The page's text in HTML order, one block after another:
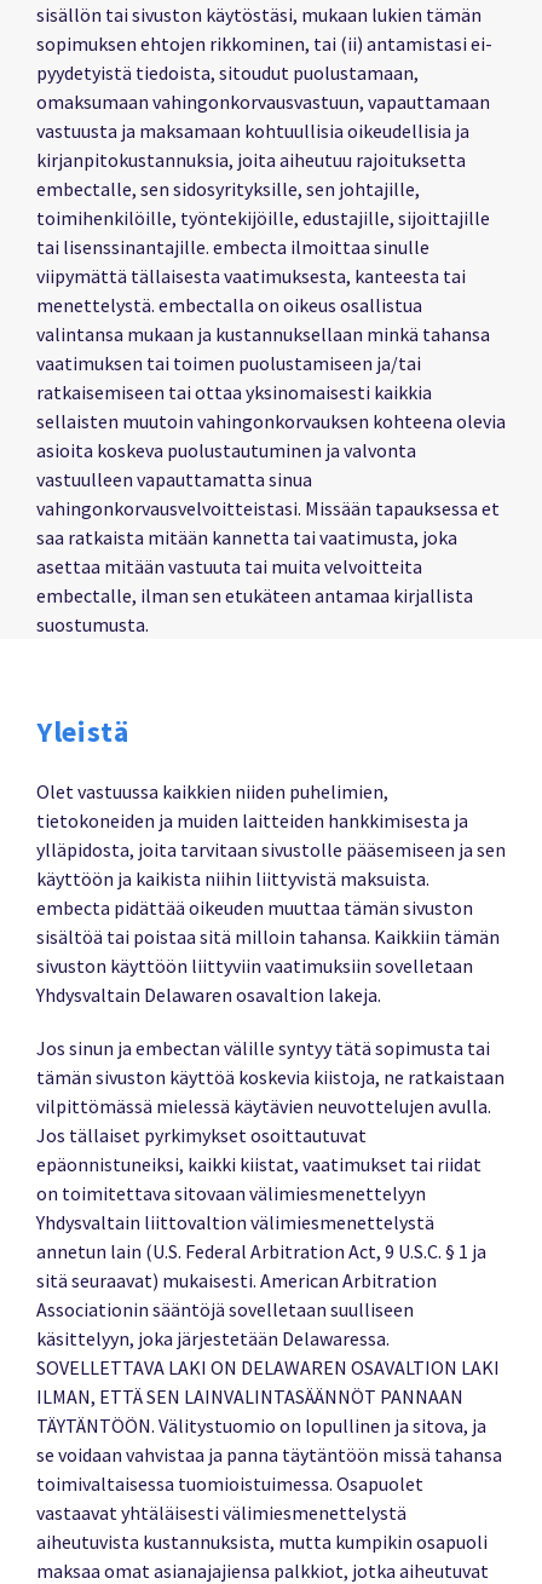
sisällön tai sivuston käytöstäsi, mukaan lukien tämän
sopimuksen ehtojen rikkominen, tai (ii) antamistasi ei-
pyydetyistä tiedoista, sitoudut puolustamaan,
omaksumaan vahingonkorvausvastuun, vapauttamaan
vastuusta ja maksamaan kohtuullisia oikeudellisia ja
kirjanpitokustannuksia, joita aiheutuu rajoituksetta
embectalle, sen sidosyrityksille, sen johtajille,
toimihenkilöille, työntekijöille, edustajille, sijoittajille
tai lisenssinantajille. embecta ilmoittaa sinulle
viipymättä tällaisesta vaatimuksesta, kanteesta tai
menettelystä. embectalla on oikeus osallistua
valintansa mukaan ja kustannuksellaan minkä tahansa
vaatimuksen tai toimen puolustamiseen ja/tai
ratkaisemiseen tai ottaa yksinomaisesti kaikkia
sellaisten muutoin vahingonkorvauksen kohteena olevia
asioita koskeva puolustautuminen ja valvonta
vastuulleen vapauttamatta sinua
vahingonkorvausvelvoitteistasi. Missään tapauksessa et
saa ratkaista mitään kannetta tai vaatimusta, joka
asettaa mitään vastuuta tai muita velvoitteita
embectalle, ilman sen etukäteen antamaa kirjallista
suostumusta.
Yleistä
Olet vastuussa kaikkien niiden puhelimien,
tietokoneiden ja muiden laitteiden hankkimisesta ja
ylläpidosta, joita tarvitaan sivustolle pääsemiseen ja sen
käyttöön ja kaikista niihin liittyvistä maksuista.
embecta pidättää oikeuden muuttaa tämän sivuston
sisältöä tai poistaa sitä milloin tahansa. Kaikkiin tämän
sivuston käyttöön liittyviin vaatimuksiin sovelletaan
Yhdysvaltain Delawaren osavaltion lakeja.
Jos sinun ja embectan välille syntyy tätä sopimusta tai
tämän sivuston käyttöä koskevia kiistoja, ne ratkaistaan
vilpittömässä mielessä käytävien neuvottelujen avulla.
Jos tällaiset pyrkimykset osoittautuvat
epäonnistuneiksi, kaikki kiistat, vaatimukset tai riidat
on toimitettava sitovaan välimiesmenettelyyn
Yhdysvaltain liittovaltion välimiesmenettelystä
annetun lain (U.S. Federal Arbitration Act, 9 U.S.C. § 1 ja
sitä seuraavat) mukaisesti. American Arbitration
Associationin sääntöjä sovelletaan suulliseen
käsittelyyn, joka järjestetään Delawaressa.
SOVELLETTAVA LAKI ON DELAWAREN OSAVALTION LAKI
ILMAN, ETTÄ SEN LAINVALINTASÄÄNNÖT PANNAAN
TÄYTÄNTÖÖN. Välitystuomio on lopullinen ja sitova, ja
se voidaan vahvistaa ja panna täytäntöön missä tahansa
toimivaltaisessa tuomioistuimessa. Osapuolet
vastaavat yhtäläisesti välimiesmenettelystä
aiheutuvista kustannuksista, mutta kumpikin osapuoli
maksaa omat asianajajiensa palkkiot, jotka aiheutuvat